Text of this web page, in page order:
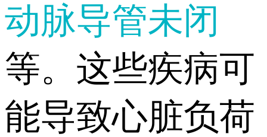
动脉导管未闭
等。这些疾病可
能导致心脏负荷